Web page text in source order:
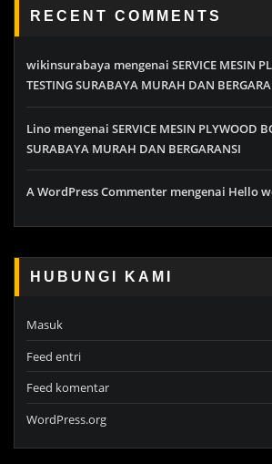
RECENT COMMENTS
wikinsurabaya mengenai SERVICE MESIN
TESTING SURABAYA MURAH DAN
Lino mengenai SERVICE MESIN PLYWOOD
SURABAYA MURAH DAN BERGARANSI
A WordPress Commenter mengenai Hello
HUBUNGI KAMI
Masuk
Feed entri
Feed komentar
WordPress.org